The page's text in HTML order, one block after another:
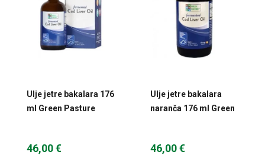
Ulje jetre bakalara 176
ml Green Pasture
46,00 €
Ulje jetre bakalara
naranča 176 ml Green
46,00 €